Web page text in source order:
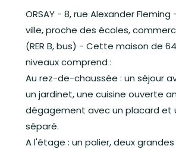
ORSAY - 8, rue Alexander
ville, proche des écoles,
(RER B, bus) - Cette maison de
niveaux comprend :
Au rez-de-chaussée : un séjour
un jardinet, une cuisine ouverte
dégagement avec un placard et
séparé.
A l'étage : un palier, deux